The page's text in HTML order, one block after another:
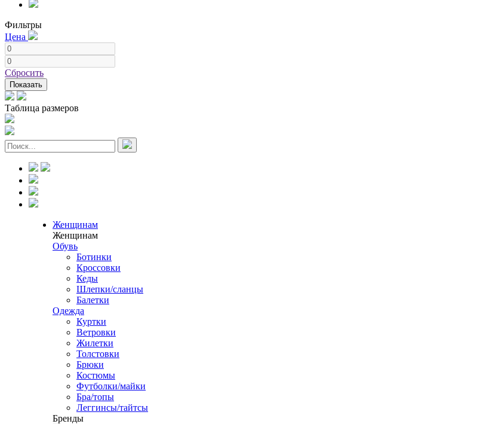
Фильтры
Цена
Сбросить
Показать
Таблица размеров
Женщинам
Женщинам
Обувь
Ботинки
Кроссовки
Кеды
Шлепки/сланцы
Балетки
Одежда
Куртки
Ветровки
Жилетки
Толстовки
Брюки
Костюмы
Футболки/майки
Бра/топы
Леггинсы/тайтсы
Бренды